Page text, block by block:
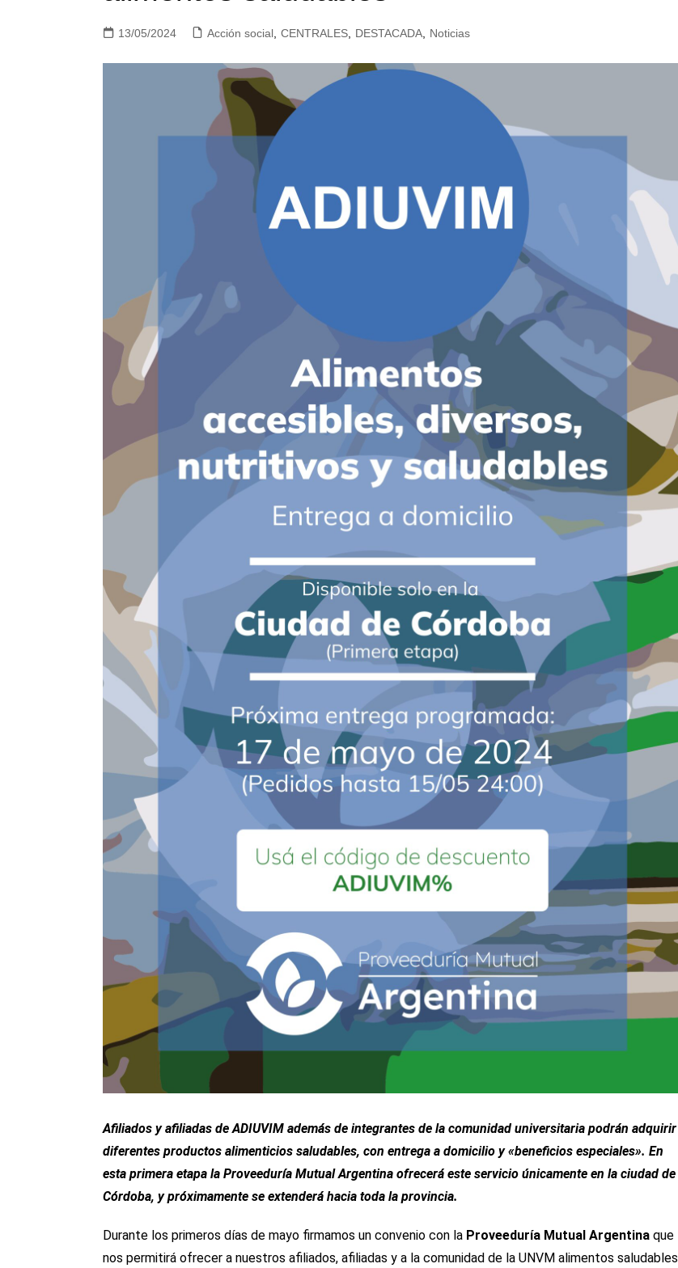
13/05/2024 Acción social CENTRALES DESTACADA Noticias
Afiliados y afiliadas de ADIUVIM además de integrantes de la comunidad universitaria podrán adquirir
diferentes productos alimenticios saludables, con entrega a domicilio y «beneficios especiales». En
esta primera etapa la Proveeduría MutualArgentina ofrecerá este servicio únicamente en la ciudad de
Córdoba, y próximamente se extenderá hacia toda la provincia.
Durante los primeros días de mayo firmamos un convenio con la Proveeduría Mutual Argentina que
nos permitirá ofrecer a nuestros afiliados, afiliadas y a la comunidad de la UNVM alimentos saludables